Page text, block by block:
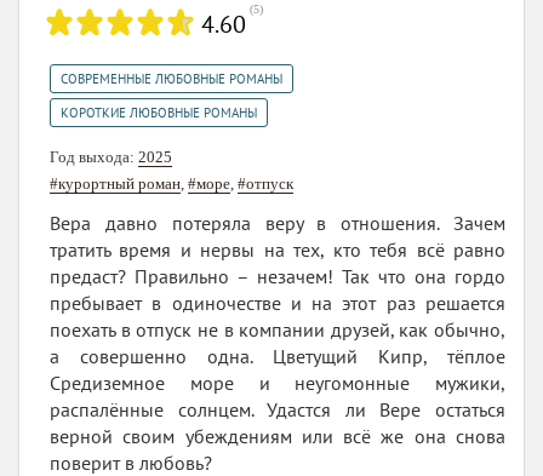
4.60 (5)
СОВРЕМЕННЫЕ ЛЮБОВНЫЕ РОМАНЫ
КОРОТКИЕ ЛЮБОВНЫЕ РОМАНЫ
Год выхода: 2025
#курортный роман #море #отпуск
Вера давно потеряла веру в отношения. Зачем
тратить время и нервы на тех, кто тебя всё равно
предаст? Правильно – незачем! Так что она гордо
пребывает в одиночестве и на этот раз решается
поехать в отпуск не в компании друзей, как обычно,
а совершенно одна. Цветущий Кипр, тёплое
Средиземное море и неугомонные мужики,
распалённые солнцем. Удастся ли Вере остаться
верной своим убеждениям или всё же она снова
поверит в любовь?